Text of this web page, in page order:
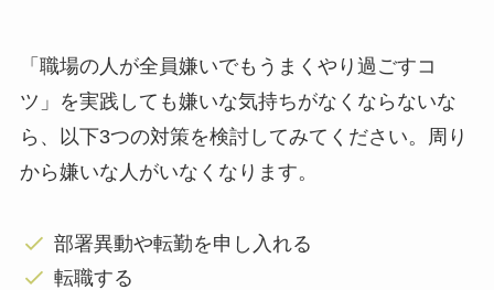
「職場の人が全員嫌いでもうまくやり過ごすコ
ツ」を実践しても嫌いな気持ちがなくならないな
ら、以下3つの対策を検討してみてください。周り
から嫌いな人がいなくなります。
部署異動や転勤を申し入れる
転職する